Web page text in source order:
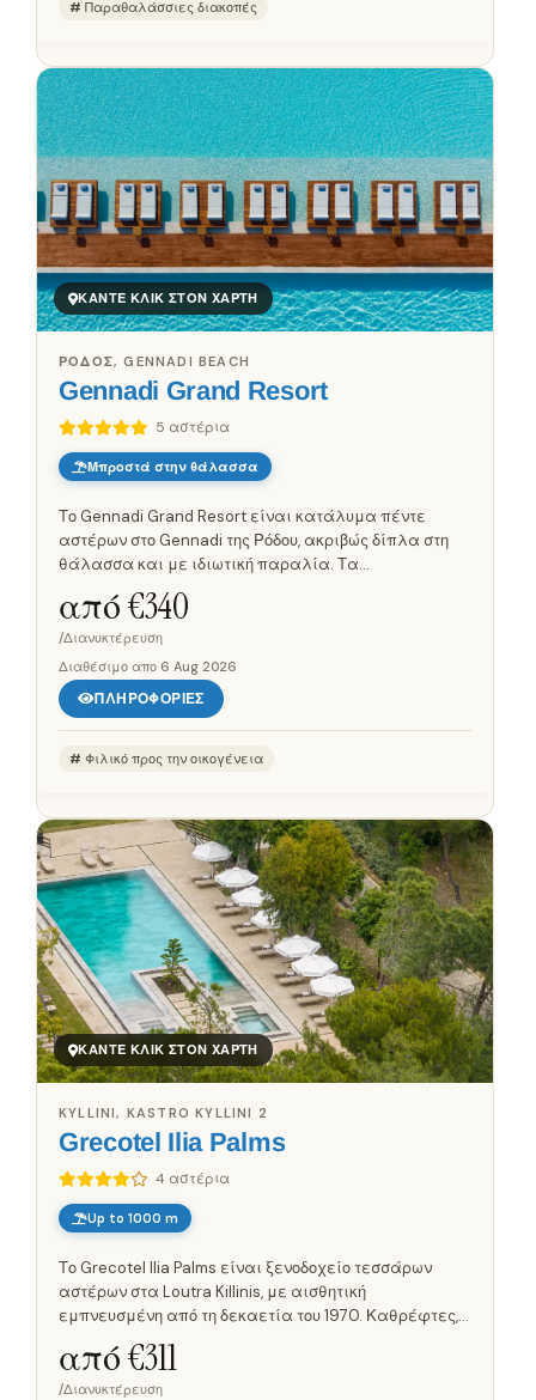
Παραθαλάσσιες διακοπές
ΚΆΝΤΕ ΚΛΙΚ ΣΤΟΝ ΧΆΡΤΗ
Gennadi Grand Resort
5 αστέρια
ΡΌΔΟΣ, GENNADI BEACH
Μπροστά στην θάλασσα
Το Gennadi Grand Resort είναι κατάλυμα πέντε
αστέρων στο Gennadi της Ρόδου, ακριβώς δίπλα στη
θάλασσα και με ιδιωτική παραλία. Τα
κλιματιζόμενα δωμάτια έχουν μπάνιο ενιαίας
διαρρύθμισης και δορυφορική τηλεόραση. Το...
από €340
/Διανυκτέρευση
Διαθέσιμο απο 6 Aug 2026
ΠΛΗΡΟΦΟΡΊΕΣ
Φιλικό προς την οικογένεια
ΚΆΝΤΕ ΚΛΙΚ ΣΤΟΝ ΧΆΡΤΗ
Grecotel Ilia Palms
4 αστέρια
KYLLINI, KASTRO KYLLINI 2
Up to 1000 m
Το Grecotel Ilia Palms είναι ξενοδοχείο τεσσάρων
αστέρων στα Loutra Killinis, με αισθητική
εμπνευσμένη από τη δεκαετία του 1970. Καθρέφτες,
έντονα χρώματα και ιδιαίτερα μοτίβα
διαμορφώνουν τους εσωτερικούς χώρους. Η...
από €311
/Διανυκτέρευση